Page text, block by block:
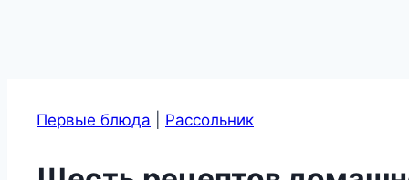
Первые блюда Рассольник